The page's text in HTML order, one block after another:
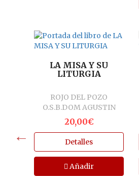
LA MISA Y SU
LITURGIA
ROJO DEL POZO
O.S.B.DOM AGUSTIN
20,00€
Detalles
Añadir